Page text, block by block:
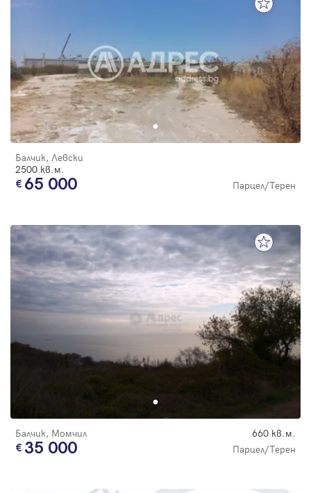
Балчик, Левски
2500 кв.м.
65 000 Парцел/Терен
Балчик, Момчил 660 кв.м.
35 000 Парцел/Терен